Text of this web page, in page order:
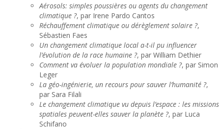
Aérosols: simples poussières ou agents du changement
climatique ?, par Irene Pardo Cantos
Réchauffement climatique ou dérèglement solaire ?,
Sébastien Faes
Un changement climatique local a-t-il pu influencer
l’évolution de la race humaine ?, par William Dethier
Comment va évoluer la population mondiale ?, par Simon
Leger
La géo-ingénierie, un recours pour sauver l’humanité ?,
par Sara Filali
Le changement climatique vu depuis l’espace : les missions
spatiales peuvent-elles sauver la planète ?, par Luca
Schifano